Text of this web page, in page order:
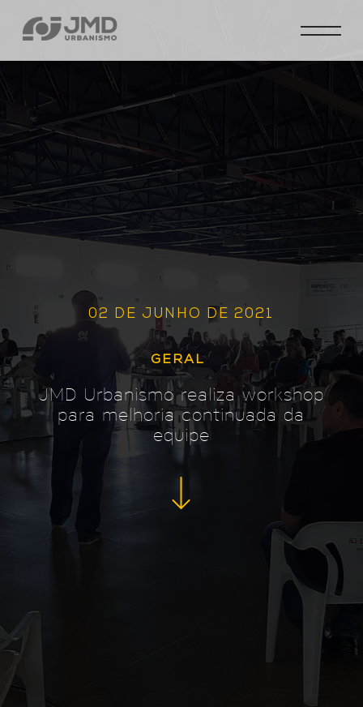
02 DE JUNHO DE 2021
GERAL
JMD Urbanismo realiza workshop
para melhoria continuada da
equipe